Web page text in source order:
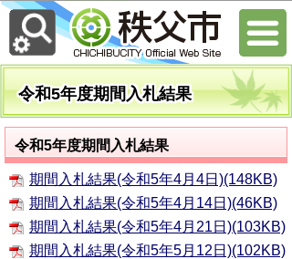
令和5年度期間入札結果
令和5年度期間入札結果
期間入札結果(令和5年4月4日)(148KB)
期間入札結果(令和5年4月14日)(46KB)
期間入札結果(令和5年4月21日)(103KB)
期間入札結果(令和5年5月12日)(102KB)